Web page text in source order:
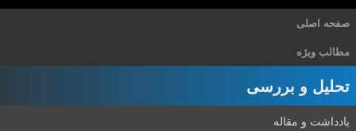
صفحه اصلی
مطالب ویژه
تحلیل و بررسی
یادداشت و مقاله